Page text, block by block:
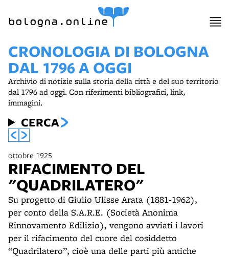
bologna.online
CRONOLOGIA DI BOLOGNA
DAL 1796 A OGGI
Archivio di notizie sulla storia della città e del suo territorio
dal 1796 ad oggi. Con riferimenti bibliografici, link,
immagini.
CERCA
ottobre 1925
RIFACIMENTO DEL
"QUADRILATERO"
Su progetto di Giulio Ulisse Arata (1881-1962),
per conto della S.A.R.E. (Società Anonima
Rinnovamento Edilizio), vengono avviati i lavori
per il rifacimento del cuore del cosiddetto
“Quadrilatero”, cioè una delle parti più antiche